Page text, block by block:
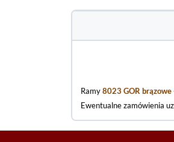
Ramy8023 GOR brązowe
Ewentualne zamówienia